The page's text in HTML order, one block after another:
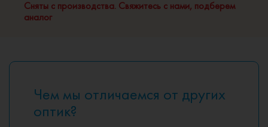
Сняты с производства. Свяжитесь с нами, подберем
аналог
Чем мы отличаемся от других
оптик?